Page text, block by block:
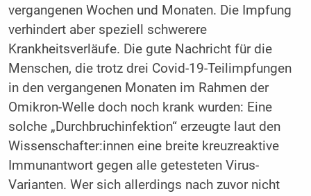
vergangenen Wochen und Monaten. Die Impfung
verhindert aber speziell schwerere
Krankheitsverläufe. Die gute Nachricht für die
Menschen, die trotz drei Covid-19-Teilimpfungen
in den vergangenen Monaten im Rahmen der
Omikron-Welle doch noch krank wurden: Eine
solche „Durchbruchinfektion“ erzeugte laut den
Wissenschafter:innen eine breite kreuzreaktive
Immunantwort gegen alle getesteten Virus-
Varianten. Wer sich allerdings nach zuvor nicht